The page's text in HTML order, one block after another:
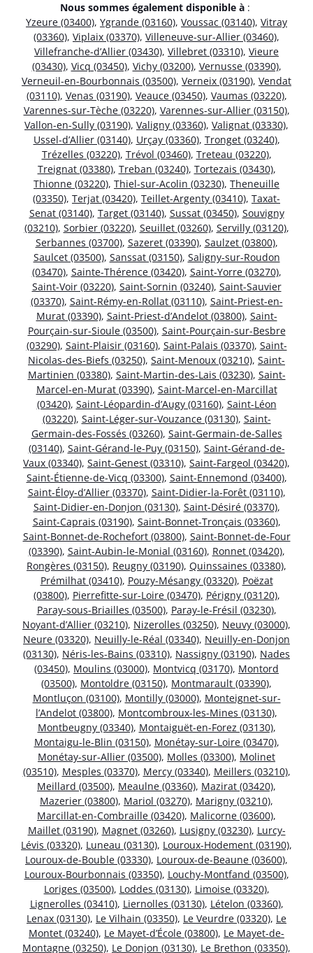
Nous sommes également disponible à :
Yzeure (03400), Ygrande (03160), Voussac (03140), Vitray
(03360), Viplaix (03370), Villeneuve-sur-Allier (03460),
Villefranche-d’Allier (03430), Villebret (03310), Vieure
(03430), Vicq (03450), Vichy (03200), Vernusse (03390),
Verneuil-en-Bourbonnais (03500), Verneix (03190), Vendat
(03110), Venas (03190), Veauce (03450), Vaumas (03220),
Varennes-sur-Tèche (03220), Varennes-sur-Allier (03150),
Vallon-en-Sully (03190), Valigny (03360), Valignat (03330),
Ussel-d’Allier (03140), Urçay (03360), Tronget (03240),
Trézelles (03220), Trévol (03460), Treteau (03220),
Treignat (03380), Treban (03240), Tortezais (03430),
Thionne (03220), Thiel-sur-Acolin (03230), Theneuille
(03350), Terjat (03420), Teillet-Argenty (03410), Taxat-
Senat (03140), Target (03140), Sussat (03450), Souvigny
(03210), Sorbier (03220), Seuillet (03260), Servilly (03120),
Serbannes (03700), Sazeret (03390), Saulzet (03800),
Saulcet (03500), Sanssat (03150), Saligny-sur-Roudon
(03470), Sainte-Thérence (03420), Saint-Yorre (03270),
Saint-Voir (03220), Saint-Sornin (03240), Saint-Sauvier
(03370), Saint-Rémy-en-Rollat (03110), Saint-Priest-en-
Murat (03390), Saint-Priest-d’Andelot (03800), Saint-
Pourçain-sur-Sioule (03500), Saint-Pourçain-sur-Besbre
(03290), Saint-Plaisir (03160), Saint-Palais (03370), Saint-
Nicolas-des-Biefs (03250), Saint-Menoux (03210), Saint-
Martinien (03380), Saint-Martin-des-Lais (03230), Saint-
Marcel-en-Murat (03390), Saint-Marcel-en-Marcillat
(03420), Saint-Léopardin-d’Augy (03160), Saint-Léon
(03220), Saint-Léger-sur-Vouzance (03130), Saint-
Germain-des-Fossés (03260), Saint-Germain-de-Salles
(03140), Saint-Gérand-le-Puy (03150), Saint-Gérand-de-
Vaux (03340), Saint-Genest (03310), Saint-Fargeol (03420),
Saint-Étienne-de-Vicq (03300), Saint-Ennemond (03400),
Saint-Éloy-d’Allier (03370), Saint-Didier-la-Forêt (03110),
Saint-Didier-en-Donjon (03130), Saint-Désiré (03370),
Saint-Caprais (03190), Saint-Bonnet-Tronçais (03360),
Saint-Bonnet-de-Rochefort (03800), Saint-Bonnet-de-Four
(03390), Saint-Aubin-le-Monial (03160), Ronnet (03420),
Rongères (03150), Reugny (03190), Quinssaines (03380),
Prémilhat (03410), Pouzy-Mésangy (03320), Poëzat
(03800), Pierrefitte-sur-Loire (03470), Périgny (03120),
Paray-sous-Briailles (03500), Paray-le-Frésil (03230),
Noyant-d’Allier (03210), Nizerolles (03250), Neuvy (03000),
Neure (03320), Neuilly-le-Réal (03340), Neuilly-en-Donjon
(03130), Néris-les-Bains (03310), Nassigny (03190), Nades
(03450), Moulins (03000), Montvicq (03170), Montord
(03500), Montoldre (03150), Montmarault (03390),
Montluçon (03100), Montilly (03000), Monteignet-sur-
l’Andelot (03800), Montcombroux-les-Mines (03130),
Montbeugny (03340), Montaiguët-en-Forez (03130),
Montaigu-le-Blin (03150), Monétay-sur-Loire (03470),
Monétay-sur-Allier (03500), Molles (03300), Molinet
(03510), Mesples (03370), Mercy (03340), Meillers (03210),
Meillard (03500), Meaulne (03360), Mazirat (03420),
Mazerier (03800), Mariol (03270), Marigny (03210),
Marcillat-en-Combraille (03420), Malicorne (03600),
Maillet (03190), Magnet (03260), Lusigny (03230), Lurcy-
Lévis (03320), Luneau (03130), Louroux-Hodement (03190),
Louroux-de-Bouble (03330), Louroux-de-Beaune (03600),
Louroux-Bourbonnais (03350), Louchy-Montfand (03500),
Loriges (03500), Loddes (03130), Limoise (03320),
Lignerolles (03410), Liernolles (03130), Lételon (03360),
Lenax (03130), Le Vilhain (03350), Le Veurdre (03320), Le
Montet (03240), Le Mayet-d’École (03800), Le Mayet-de-
Montagne (03250), Le Donjon (03130), Le Brethon (03350),